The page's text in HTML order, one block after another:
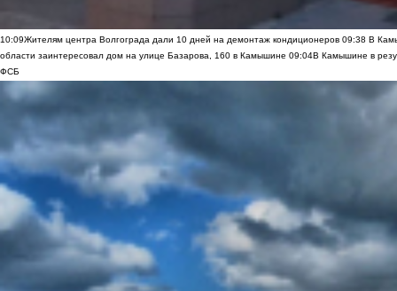
10:09Жителям центра Волгограда дали 10 дней на демонтаж кондиционеров 09:38 В
области заинтересовал дом на улице Базарова, 160 в Камышине 09:04В Камышине в
ФСБ